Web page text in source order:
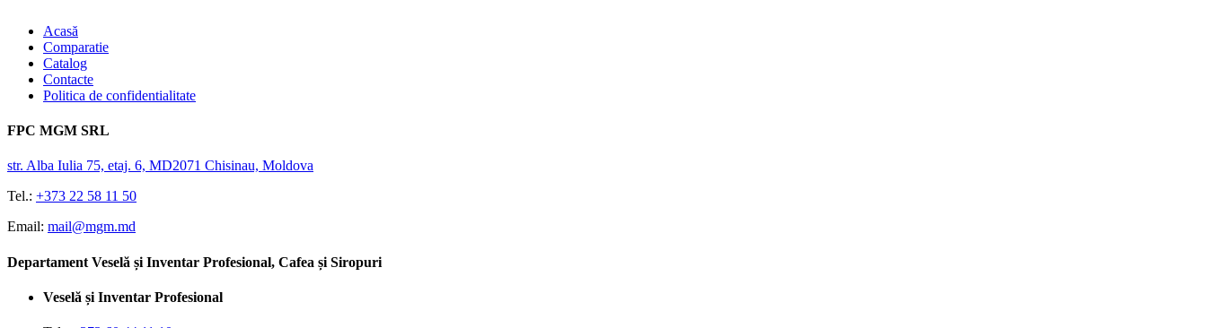
Acasă
Comparatie
Catalog
Contacte
Politica de confidentialitate
FPC MGM SRL
str. Alba Iulia 75, etaj. 6, MD2071 Chisinau, Moldova
Tel.: +373 22 58 11 50
Email: mail@mgm.md
Departament Veselă și Inventar Profesional, Cafea și Siropuri
Veselă și Inventar Profesional